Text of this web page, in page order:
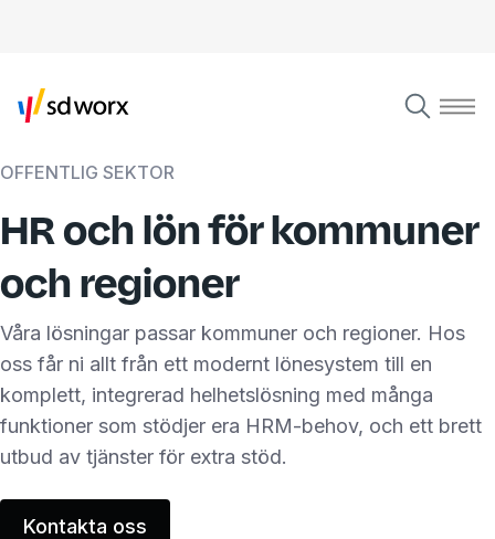
OFFENTLIG SEKTOR
HR och lön för kommuner
och regioner
Våra lösningar passar kommuner och regioner. Hos
oss får ni allt från ett modernt lönesystem till en
komplett, integrerad helhetslösning med många
funktioner som stödjer era HRM-behov, och ett brett
utbud av tjänster för extra stöd.
Kontakta oss